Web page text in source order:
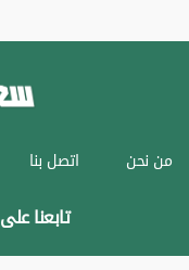
من نحن اتصل بنا
تابعنا على